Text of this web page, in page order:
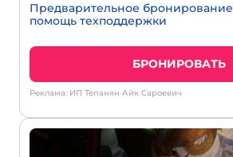
Предварительное бронирование
помощь техподдержки
БРОНИРОВАТЬ
Реклама: ИП Тепанян Айк Сароевич